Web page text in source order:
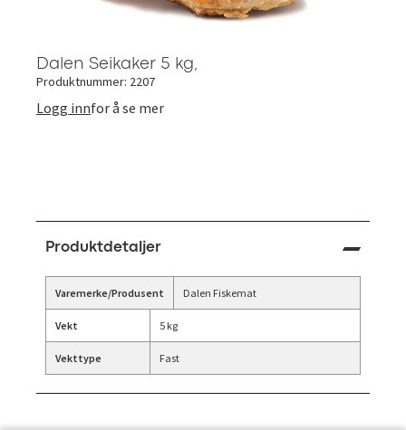
Dalen Seikaker 5 kg,
Produktnummer: 2207
Logg innfor å se mer
Produktdetaljer
Varemerke/Produsent Dalen Fiskemat
Vekt 5 kg
Vekttype Fast